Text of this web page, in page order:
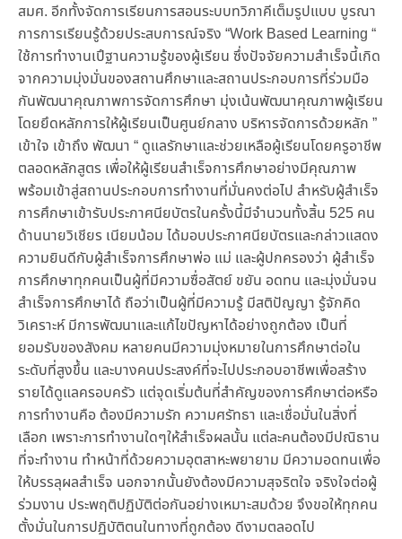
สมศ. อีกทั้งจัดการเรียนการสอนระบบทวิภาคีเต็มรูปแบบ บูรณา
การการเรียนรู้ด้วยประสบการณ์จริง “Work Based Learning “
ใช้การทำงานเปึฐานความรู้ของผู้เรียน ซึ่งปัจจัยความสำเร็จนี้เกิด
จากความมุ่งมั่นของสถานศึกษาและสถานประกอบการที่ร่วมมือ
กันพัฒนาคุณภาพการจัดการศึกษา มุ่งเน้นพัฒนาคุณภาพผู้เรียน
โดยยึดหลักการให้ผู้เรียนเป็นศูนย์กลาง บริหารจัดการด้วยหลัก ”
เข้าใจ เข้าถึง พัฒนา “ ดูแลรักษาและช่วยเหลือผู้เรียนโดยครูอาชีพ
ตลอดหลักสูตร เพื่อให้ผู้เรียนสำเร็จการศึกษาอย่างมีคุณภาพ
พร้อมเข้าสู่สถานประกอบการทำงานที่มั่นคงต่อไป สำหรับผู้สำเร็จ
การศึกษาเข้ารับประกาศนียบัตรในครั้งนี้มีจำนวนทั้งสิ้น 525 คน
ด้านนายวิเชียร เนียมน้อม ได้มอบประกาศนียบัตรและกล่าวแสดง
ความยินดีกับผู้สำเร็จการศึกษาพ่อ แม่ และผู้ปกครองว่า ผู้สำเร็จ
การศึกษาทุกคนเป็นผู้ที่มีความซื่อสัตย์ ขยัน อดทน และมุ่งมั่นจน
สำเร็จการศึกษาได้ ถือว่าเป็นผู้ที่มีความรู้ มีสติปัญญา รู้จักคิด
วิเคราะห์ มีการพัฒนาและแก้ไขปัญหาได้อย่างถูกต้อง เป็นที่
ยอมรับของสังคม หลายคนมีความมุ่งหมายในการศึกษาต่อใน
ระดับที่สูงขึ้น และบางคนประสงค์ที่จะไปประกอบอาชีพเพื่อสร้าง
รายได้ดูแลครอบครัว แต่จุดเริ่มต้นที่สำคัญของการศึกษาต่อหรือ
การทำงานคือ ต้องมีความรัก ความศรัทธา และเชื่อมั่นในสิ่งที่
เลือก เพราะการทำงานใดๆให้สำเร็จผลนั้น แต่ละคนต้องมีปณิธาน
ที่จะทำงาน ทำหน้าที่ด้วยความอุตสาหะพยายาม มีความอดทนเพื่อ
ให้บรรลุผลสำเร็จ นอกจากนั้นยังต้องมีความสุจริตใจ จริงใจต่อผู้
ร่วมงาน ประพฤติปฏิบัติต่อกันอย่างเหมาะสมด้วย จึงขอให้ทุกคน
ตั้งมั่นในการปฏิบัติตนในทางที่ถูกต้อง ดีงามตลอดไป